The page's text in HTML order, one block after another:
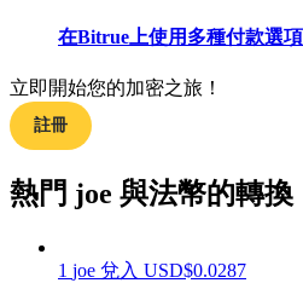
學習如何保持盈利
在Bitrue上使用多種付款選項
立即開始您的加密之旅！
註冊
熱門 joe 與法幣的轉換
1 joe 兌入 USD$0.0287